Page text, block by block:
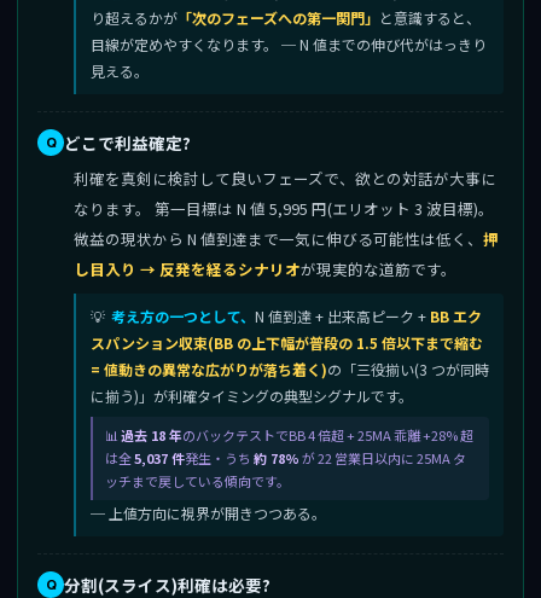
り超えるかが 「次のフェーズへの第一関門」 と意識すると、
目線が定めやすくなります。 ─ N 値までの伸び代がはっきり
見える。
どこで利益確定?
利確を真剣に検討して良いフェーズで、欲との対話が大事に
なります。 第一目標は N 値 5,995 円(エリオット 3 波目標)。
微益の現状から N 値到達まで一気に伸びる可能性は低く、 押
し目入り → 反発を経るシナリオが現実的な道筋です。
考え方の一つとして、 N 値到達 + 出来高ピーク + BB エク
スパンション収束(BB の上下幅が普段の 1.5 倍以下まで縮む
= 値動きの異常な広がりが落ち着く)の「三役揃い(3 つが同時
に揃う)」が利確タイミングの典型シグナルです。
過去 18 年のバックテストでBB 4 倍超 + 25MA 乖離 +28% 超
は全5,037 件発生・うち 約 78%が 22 営業日以内に 25MA タ
ッチまで戻している傾向です。
─ 上値方向に視界が開きつつある。
分割(スライス)利確は必要?